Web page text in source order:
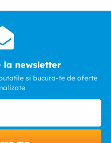
la newsletter
si bucura-te de oferte